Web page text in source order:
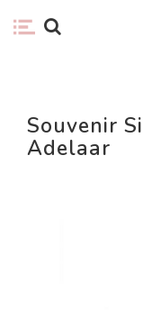
Souvenir
Adelaar